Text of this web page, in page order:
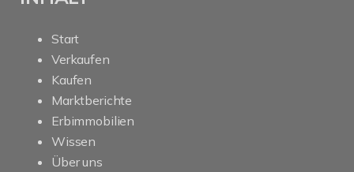
Start
Verkaufen
Kaufen
Marktberichte
Erbimmobilien
Wissen
Über uns